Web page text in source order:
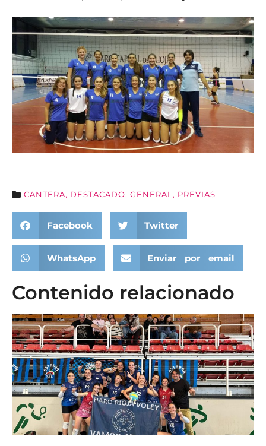
CANTERA, DESTACADO, GENERAL, PREVIAS
Facebook Twitter
WhatsApp Enviar por email
Contenido relacionado